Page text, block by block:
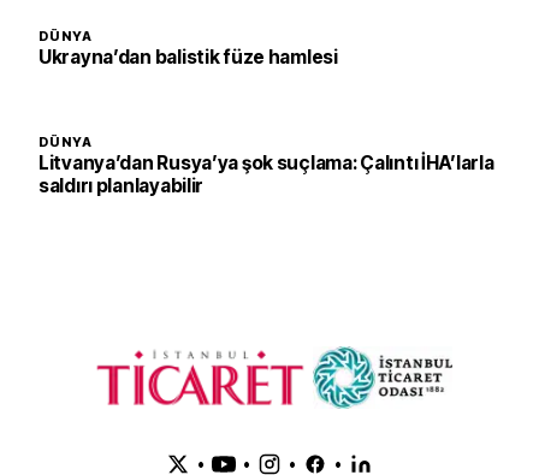
DÜNYA
Ukrayna’dan balistik füze hamlesi
DÜNYA
Litvanya’dan Rusya’ya şok suçlama: Çalıntı İHA’larla
saldırı planlayabilir
• • • •